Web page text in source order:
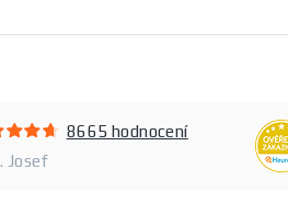
8665 hodnocení
Josef